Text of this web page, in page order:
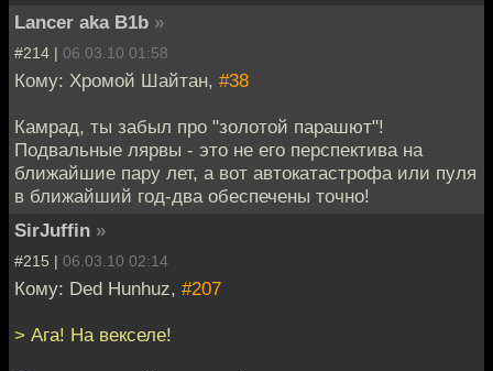
Lancer aka B1b »
#214 | 06.03.10 01:58
Кому: Хромой Шайтан, #38
Камрад, ты забыл про "золотой парашют"!
Подвальные лярвы - это не его перспектива на
ближайшие пару лет, а вот автокатастрофа или пуля
в ближайший год-два обеспечены точно!
SirJuffin »
#215 | 06.03.10 02:14
Кому: Ded Hunhuz, #207
> Ага! На векселе!